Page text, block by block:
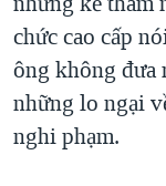
TRỊNH VĨNH
NGƯ DÂN VIỆT
BÊN KIA QUỐC
QUAN HỆ VIỆT
chức cao cấp
ông không đưa
những lo ngại
nghi phạm.